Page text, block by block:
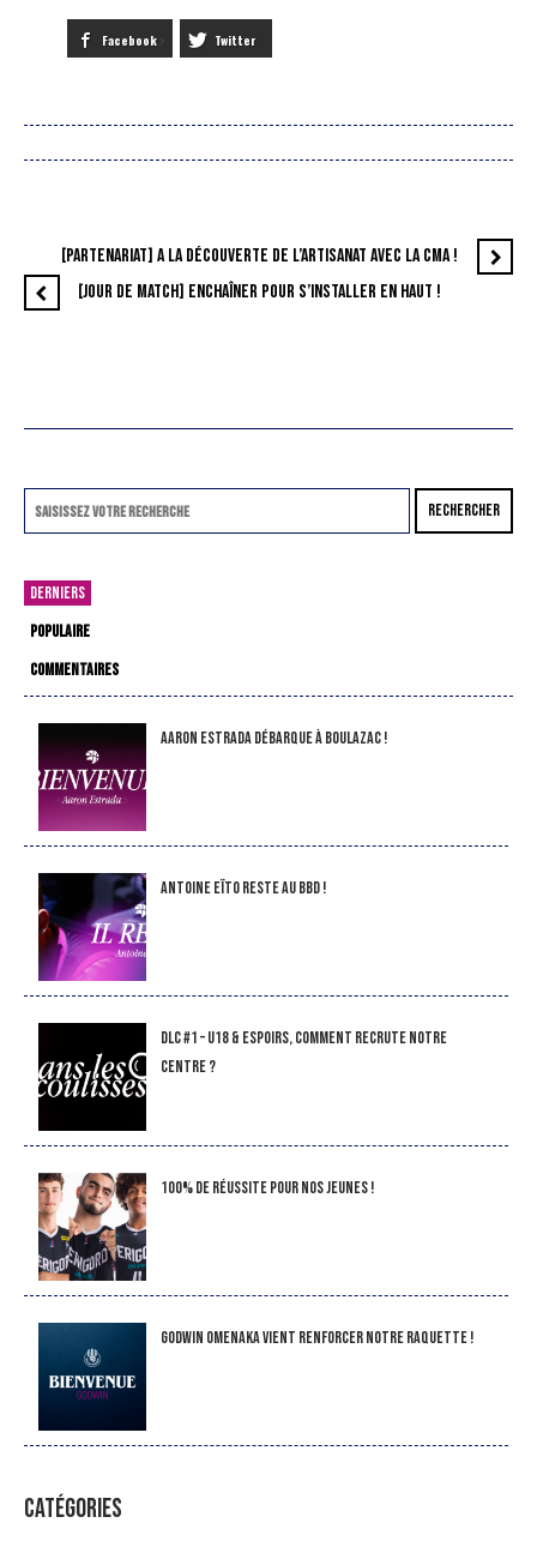
Facebook Twitter
[PARTENARIAT] A LA DÉCOUVERTE DE L’ARTISANAT AVEC LA CMA !
[JOUR DE MATCH] ENCHAÎNER POUR S’INSTALLER EN HAUT !
RECHERCHER
DERNIERS
POPULAIRE
COMMENTAIRES
Aaron Estrada débarque à Boulazac !
Antoine Eïto reste au BBD !
DLC #1 – U18 & Espoirs, comment recrute notre
Centre ?
100% de réussite pour nos jeunes !
Godwin Omenaka vient renforcer notre raquette !
CATÉGORIES